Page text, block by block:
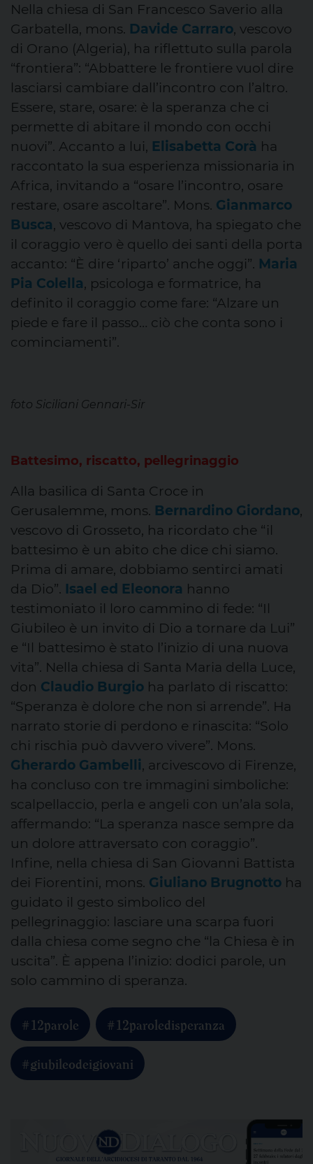
Nella chiesa di San Francesco Saverio alla
Garbatella, mons. Davide Carraro, vescovo
di Orano (Algeria), ha riflettuto sulla parola
“frontiera”: “Abbattere le frontiere vuol dire
lasciarsi cambiare dall’incontro con l’altro.
Essere, stare, osare: è la speranza che ci
permette di abitare il mondo con occhi
nuovi”. Accanto a lui, Elisabetta Corà ha
raccontato la sua esperienza missionaria in
Africa, invitando a “osare l’incontro, osare
restare, osare ascoltare”. Mons. Gianmarco
Busca, vescovo di Mantova, ha spiegato che
il coraggio vero è quello dei santi della porta
accanto: “È dire ‘riparto’ anche oggi”. Maria
Pia Colella, psicologa e formatrice, ha
definito il coraggio come fare: “Alzare un
piede e fare il passo… ciò che conta sono i
cominciamenti”.
foto Siciliani Gennari-Sir
Battesimo, riscatto, pellegrinaggio
Alla basilica di Santa Croce in
Gerusalemme, mons. Bernardino Giordano,
vescovo di Grosseto, ha ricordato che “il
battesimo è un abito che dice chi siamo.
Prima di amare, dobbiamo sentirci amati
da Dio”. Isael ed Eleonora hanno
testimoniato il loro cammino di fede: “Il
Giubileo è un invito di Dio a tornare da Lui”
e “Il battesimo è stato l’inizio di una nuova
vita”. Nella chiesa di Santa Maria della Luce,
don Claudio Burgio ha parlato di riscatto:
“Speranza è dolore che non si arrende”. Ha
narrato storie di perdono e rinascita: “Solo
chi rischia può davvero vivere”. Mons.
Gherardo Gambelli, arcivescovo di Firenze,
ha concluso con tre immagini simboliche:
scalpellaccio, perla e angeli con un’ala sola,
affermando: “La speranza nasce sempre da
un dolore attraversato con coraggio”.
Infine, nella chiesa di San Giovanni Battista
dei Fiorentini, mons. Giuliano Brugnotto ha
guidato il gesto simbolico del
pellegrinaggio: lasciare una scarpa fuori
dalla chiesa come segno che “la Chiesa è in
uscita”. È appena l’inizio: dodici parole, un
solo cammino di speranza.
#12parole #12paroledisperanza
#giubileodeigiovani